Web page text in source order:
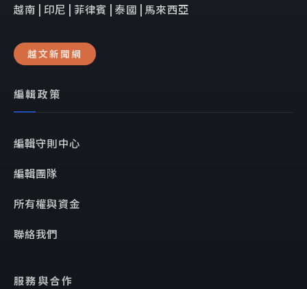
越南 | 印尼 | 菲律賓 | 泰國 | 馬來西亞
越文新聞網
編輯政策
編輯守則中心
編輯團隊
所有權與資金
聯絡我們
服務與合作